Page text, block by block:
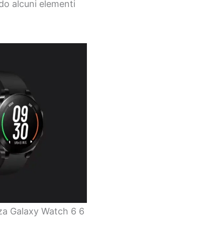
alcuni elementi
Galaxy Watch 6 6